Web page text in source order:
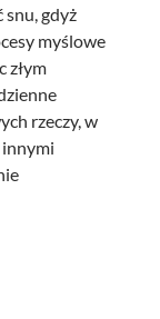
snu, gdyż
myślowe
złym
rzeczy, w